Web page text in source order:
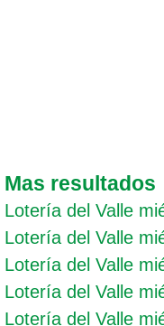
Mas resultados
Lotería del Valle
Lotería del Valle
Lotería del Valle
Lotería del Valle
Lotería del Valle